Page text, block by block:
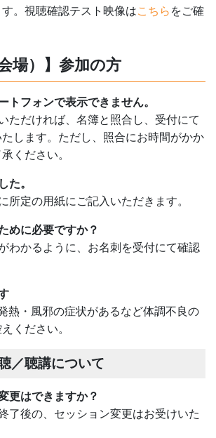
。視聴確認テスト映像はこちら をご確
場）】参加の方
トフォンで表示できません。
ただければ、名簿と照合し、受付にて
します。ただし、照合にお時間がかか
ください。
た。
所定の用紙にご記入いただきます。
めに必要ですか？
わかるように、お名刺を受付にて確認
熱・風邪の症状があるなど体調不良の
ください。
／聴講について
更はできますか？
了後の、セッション変更はお受けいた